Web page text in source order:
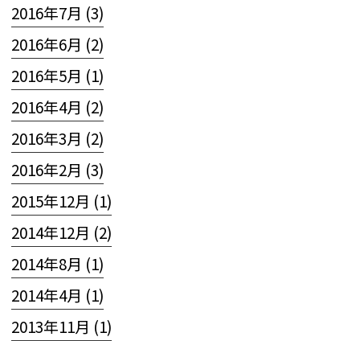
2016年7月 (3)
2016年6月 (2)
2016年5月 (1)
2016年4月 (2)
2016年3月 (2)
2016年2月 (3)
2015年12月 (1)
2014年12月 (2)
2014年8月 (1)
2014年4月 (1)
2013年11月 (1)